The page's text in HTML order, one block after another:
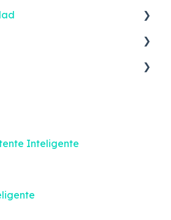
Electrónico
Emisión
| Solo Emisión
Emisión
Electrónico
Inteligente